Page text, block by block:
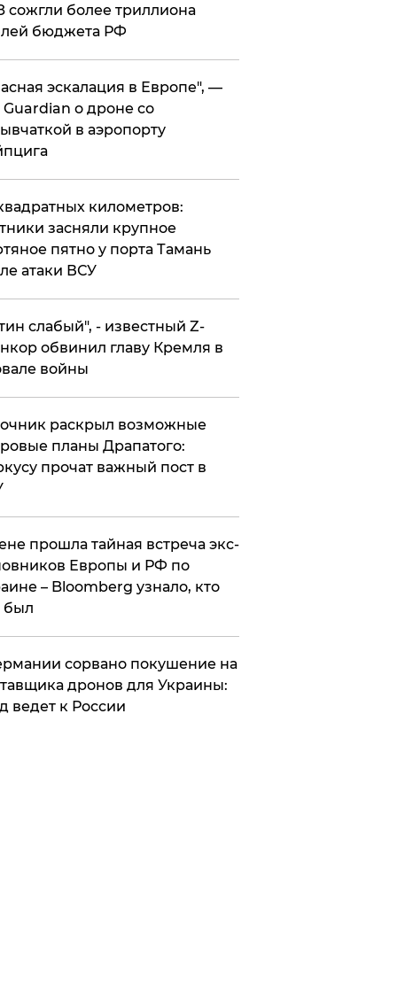
сожгли более триллиона
бюджета РФ
эскалация в Европе", —
Guardian о дроне со
в аэропорту
километров:
засняли крупное
пятно у порта Тамань
атаки ВСУ
слабый", - известный Z-
обвинил главу Кремля в
войны
раскрыл возможные
планы Драпатого:
прочат важный пост в
прошла тайная встреча экс-
Европы и РФ по
– Bloomberg узнало, кто
был
сорвано покушение на
дронов для Украины:
ведет к России